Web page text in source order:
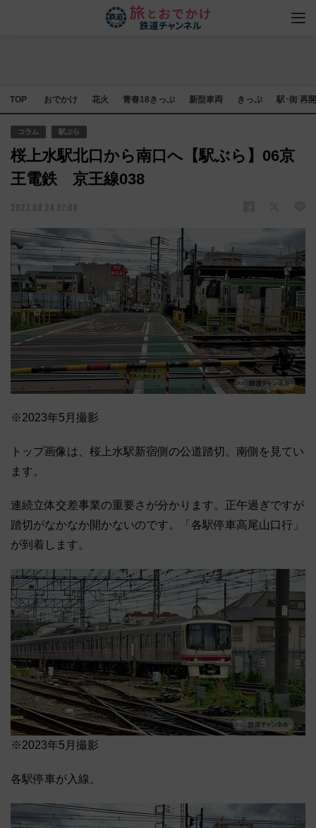
TOP おでかけ 花火 青春18きっぷ 新型車両 きっぷ 駅･街 再
コラム 駅ぶら
桜上水駅北口から南口へ【駅ぶら】06京
王電鉄 京王線038
2023.08.24 07:08
※2023年5月撮影
トップ画像は、桜上水駅新宿側の公道踏切。南側を見てい
ます。
連続立体交差事業の重要さが分かります。正午過ぎですが
踏切がなかなか開かないのです。「各駅停車高尾山口行」
が到着します。
※2023年5月撮影
各駅停車が入線。